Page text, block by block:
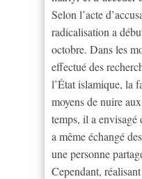
Selon l’acte
radicalisation a
octobre. Dans les
effectué des
l’État islamique, la
moyens de nuire
temps, il a
a même échangé
une personne
Cependant,